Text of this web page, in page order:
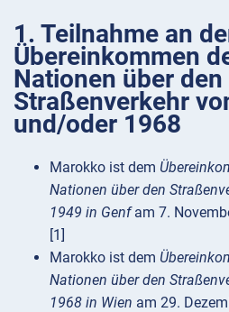
1. Teilnahme an
Übereinkommen
Nationen über den
Straßenverkehr
und/oder 1968
Marokko ist dem
Nationen über den
1949 in Genfam 7.
[1]
Marokko ist dem
Nationen über den
1968 in Wien am 29.